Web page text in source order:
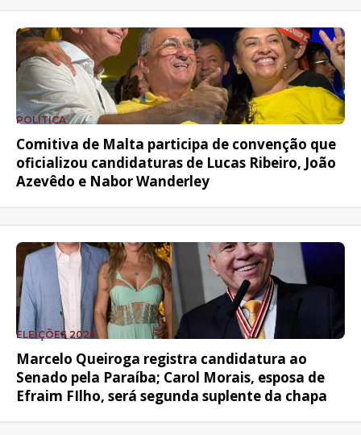
POLÍTICA
Comitiva de Malta participa de convenção que
oficializou candidaturas de Lucas Ribeiro, João
Azevêdo e Nabor Wanderley
ELEIÇÕES 2026
Marcelo Queiroga registra candidatura ao
Senado pela Paraíba; Carol Morais, esposa de
Efraim FIlho, será segunda suplente da chapa